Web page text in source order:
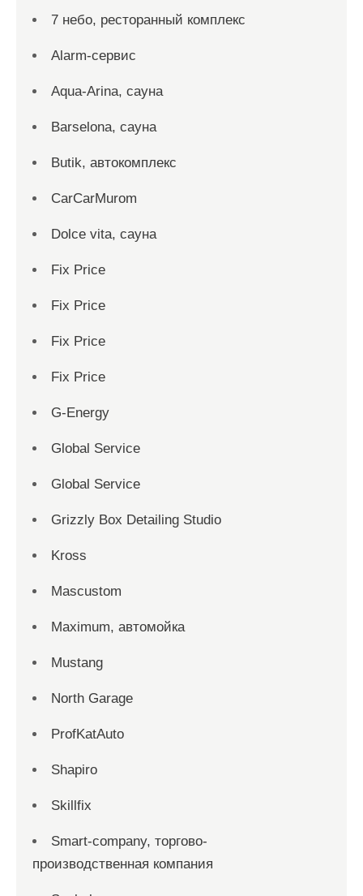
7 небо, ресторанный комплекс
Alarm-сервис
Aqua-Arina, сауна
Barselona, сауна
Butik, автокомплекс
CarCarMurom
Dolce vita, сауна
Fix Price
Fix Price
Fix Price
Fix Price
G-Energy
Global Service
Global Service
Grizzly Box Detailing Studio
Kross
Mascustom
Maximum, автомойка
Mustang
North Garage
ProfKatAuto
Shapiro
Skillfix
Smart-company, торгово-
производственная компания